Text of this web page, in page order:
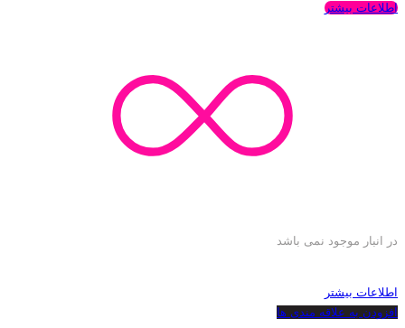
اطلاعات بیشتر
در انبار موجود نمی باشد
اطلاعات بیشتر
افزودن به علاقه مندی ها